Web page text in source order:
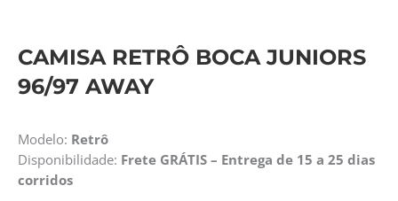
CAMISA RETRÔ BOCA JUNIORS
96/97 AWAY
Modelo: Retrô
Disponibilidade: Frete GRÁTIS – Entrega de 15 a 25 dias
corridos